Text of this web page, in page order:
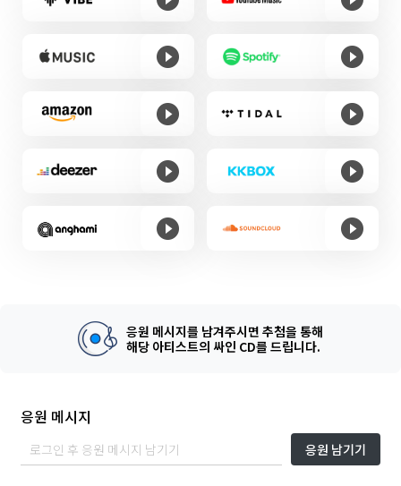
응원 메시지를 남겨주시면 추첨을 통해
해당 아티스트의 싸인 CD를 드립니다.
응원 메시지
응원 남기기